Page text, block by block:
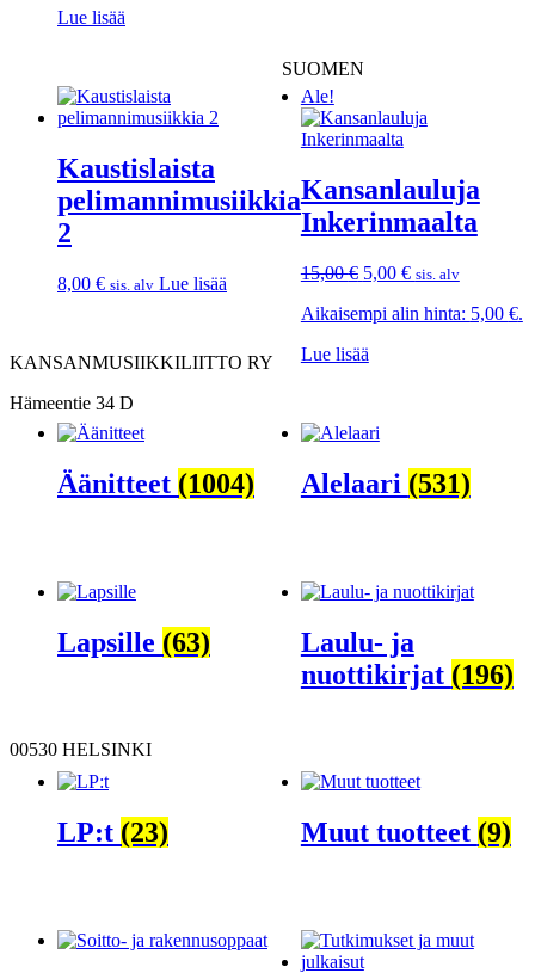
Lue lisää
Kaustislaista
pelimannimusiikkia
2
8,00 € sis. alv Lue lisää
Ale!
Kansanlauluja
Inkerinmaalta
15,00€ Alkuperäinen
oli:
5,00 €Nykyinen
on:
sis. alv
Aikaisempi alin hinta: 5,00 €.
Lue lisää
Äänitteet (1004) Alelaari (531)
Lapsille (63)
Laulu- ja
nuottikirjat (196)
LP:t (23) Muut tuotteet (9)
SUOMEN
KANSANMUSIIKKILIITTO RY
Hämeentie 34 D
00530 HELSINKI